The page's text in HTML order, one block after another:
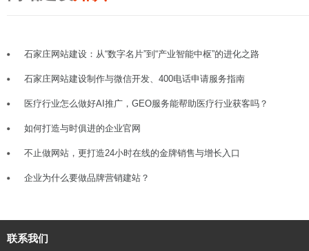
石家庄网站建设：从“数字名片”到“产业智能中枢”的进化之路
石家庄网站建设制作与微信开发、400电话申请服务指南
医疗行业怎么做好AI推广，GEO服务能帮助医疗行业获客吗？
如何打造与时俱进的企业官网
不止做网站，更打造24小时在线的金牌销售与增长入口
企业为什么要做品牌营销建站？
联系我们